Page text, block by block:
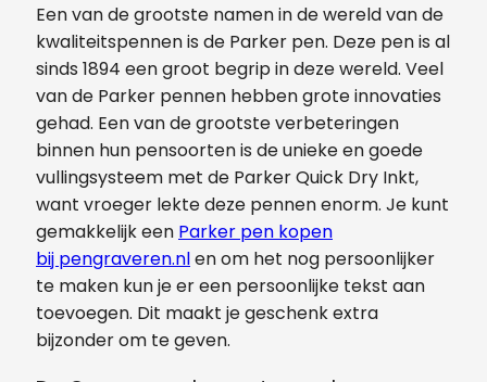
Een van de grootste namen in de wereld van de
kwaliteitspennen is de Parker pen. Deze pen is al
sinds 1894 een groot begrip in deze wereld. Veel
van de Parker pennen hebben grote innovaties
gehad. Een van de grootste verbeteringen
binnen hun pensoorten is de unieke en goede
vullingsysteem met de Parker Quick Dry Inkt,
want vroeger lekte deze pennen enorm. Je kunt
gemakkelijk een Parker pen kopen
bij pengraveren.nlen om het nog persoonlijker
te maken kun je er een persoonlijke tekst aan
toevoegen. Dit maakt je geschenk extra
bijzonder om te geven.